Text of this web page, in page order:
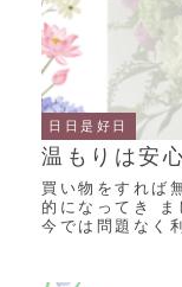
日日是好日
温もりは安
買い物をすれば
的になってき ま
今では問題なく
ば、無人を選